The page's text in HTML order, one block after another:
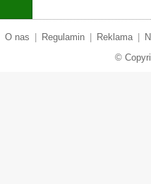
O nas Regulamin Reklama
©